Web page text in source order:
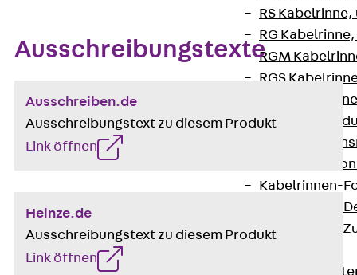
RS
RG
RGM
RGS
RGL
RI
RIS
Kabelrinnen-
Kabelrinnen-
Kabelrinnen-
Ausschreibungstexte
Ausschreiben.de
Ausschreibungstext zu diesem Produkt
Link öffnen
Heinze.de
Ausschreibungstext zu diesem Produkt
Link öffnen